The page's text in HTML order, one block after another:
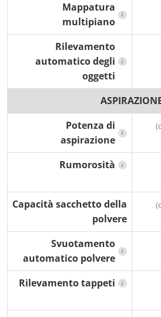
Mappatura
multipiano
i
Rilevamento
automatico degli
oggetti
i
Potenza di
aspirazione
i
Rumorosità i
Capacità sacchetto della
polvere
Svuotamento
automatico polvere
i
Rilevamento tappeti i